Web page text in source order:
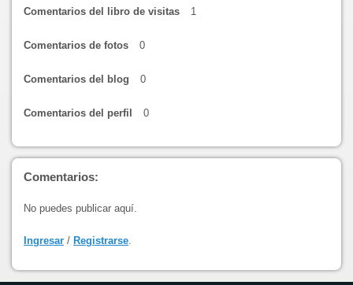
Comentarios del libro de visitas 1
Comentarios de fotos 0
Comentarios del blog 0
Comentarios del perfil 0
Comentarios:
No puedes publicar aquí.
Ingresar / Registrarse.